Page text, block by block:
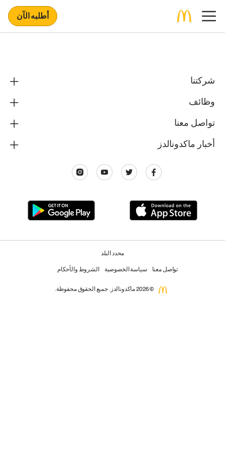
أطلبه الآن
شركتنا
وظائف
تواصل معنا
أخبار ماكدونالدز
محدد البلد
تواصل معنا سياسة الخصوصية الشروط والأحكام
© 2026 ماكدونالدز. جميع الحقوق محفوظة.